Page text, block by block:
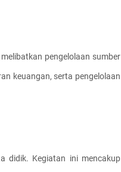
pengelolaan sumber
keuangan, serta pengelolaan
didik. Kegiatan ini mencakup